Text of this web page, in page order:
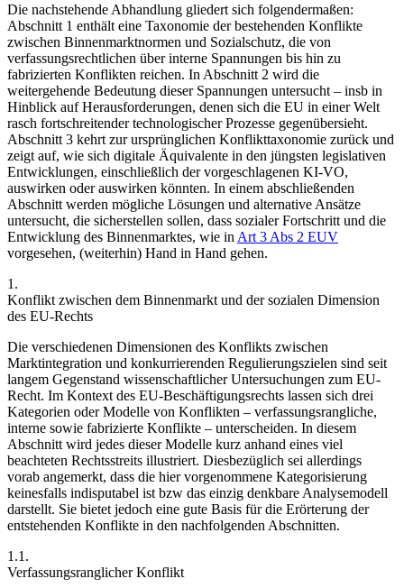
Die nachstehende Abhandlung gliedert sich folgendermaßen:
Abschnitt 1 enthält eine Taxonomie der bestehenden Konflikte
zwischen Binnenmarktnormen und Sozialschutz, die von
verfassungsrechtlichen über interne Spannungen bis hin zu
fabrizierten Konflikten reichen. In Abschnitt 2 wird die
weitergehende Bedeutung dieser Spannungen untersucht – insb in
Hinblick auf Herausforderungen, denen sich die EU in einer Welt
rasch fortschreitender technologischer Prozesse gegenübersieht.
Abschnitt 3 kehrt zur ursprünglichen Konflikttaxonomie zurück und
zeigt auf, wie sich digitale Äquivalente in den jüngsten legislativen
Entwicklungen, einschließlich der vorgeschlagenen KI-VO,
auswirken oder auswirken könnten. In einem abschließenden
Abschnitt werden mögliche Lösungen und alternative Ansätze
untersucht, die sicherstellen sollen, dass sozialer Fortschritt und die
Entwicklung des Binnenmarktes, wie in Art 3 Abs 2 EUV
vorgesehen, (weiterhin) Hand in Hand gehen.
1.
Konflikt zwischen dem Binnenmarkt und der sozialen Dimension
des EU-Rechts
Die verschiedenen Dimensionen des Konflikts zwischen
Marktintegration und konkurrierenden Regulierungszielen sind seit
langem Gegenstand wissenschaftlicher Untersuchungen zum EU-
Recht. Im Kontext des EU-Beschäftigungsrechts lassen sich drei
Kategorien oder Modelle von Konflikten – verfassungsrangliche,
interne sowie fabrizierte Konflikte – unterscheiden. In diesem
Abschnitt wird jedes dieser Modelle kurz anhand eines viel
beachteten Rechtsstreits illustriert. Diesbezüglich sei allerdings
vorab angemerkt, dass die hier vorgenommene Kategorisierung
keinesfalls indisputabel ist bzw das einzig denkbare Analysemodell
darstellt. Sie bietet jedoch eine gute Basis für die Erörterung der
entstehenden Konflikte in den nachfolgenden Abschnitten.
1.1.
Verfassungsranglicher Konflikt